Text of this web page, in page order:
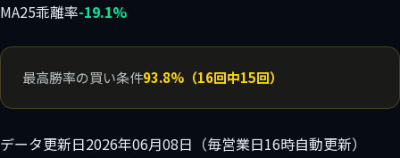
MA25乖離率-19.1%
最高勝率の買い条件93.8%（16回中15回）
データ更新日2026年06月08日（毎営業日16時自動更新）